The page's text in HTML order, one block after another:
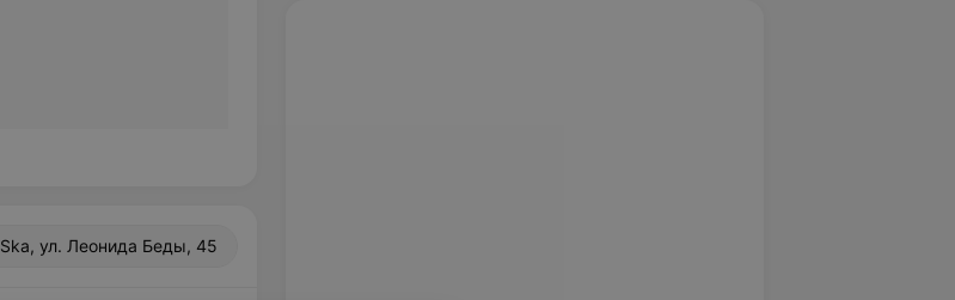
Ska, ул. Леонида Беды, 45